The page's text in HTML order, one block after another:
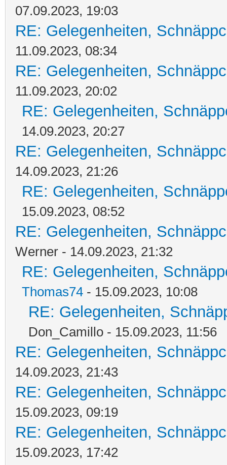
07.09.2023, 19:03
RE: Gelegenheiten,
11.09.2023, 08:34
RE: Gelegenheiten,
11.09.2023, 20:02
RE: Gelegenheiten,
14.09.2023, 20:27
RE: Gelegenheiten,
14.09.2023, 21:26
RE: Gelegenheiten,
15.09.2023, 08:52
RE: Gelegenheiten,
Werner - 14.09.2023, 21:32
RE: Gelegenheiten,
Thomas74 - 15.09.2023, 10:08
RE: Gelegenheiten,
Don_Camillo - 15.09.2023, 11:56
RE: Gelegenheiten,
14.09.2023, 21:43
RE: Gelegenheiten,
15.09.2023, 09:19
RE: Gelegenheiten,
15.09.2023, 17:42